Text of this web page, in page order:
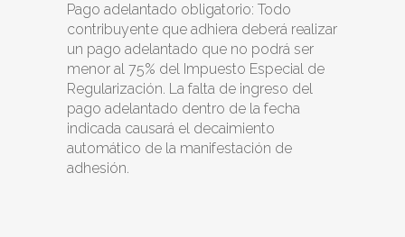
Pago adelantado obligatorio: Todo
contribuyente que adhiera deberá realizar
un pago adelantado que no podrá ser
menor al 75% del Impuesto Especial de
Regularización. La falta de ingreso del
pago adelantado dentro de la fecha
indicada causará el decaimiento
automático de la manifestación de
adhesión.